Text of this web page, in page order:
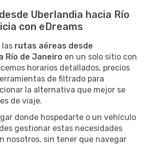
Uberlandia hacia Río
con eDreams
rutas aéreas desde
Río de Janeiro en un solo sitio con
horarios detallados, precios
de filtrado para
la alternativa que mejor se
de viaje.
donde hospedarte o un vehículo
gestionar estas necesidades
nosotros, sin tener que navegar